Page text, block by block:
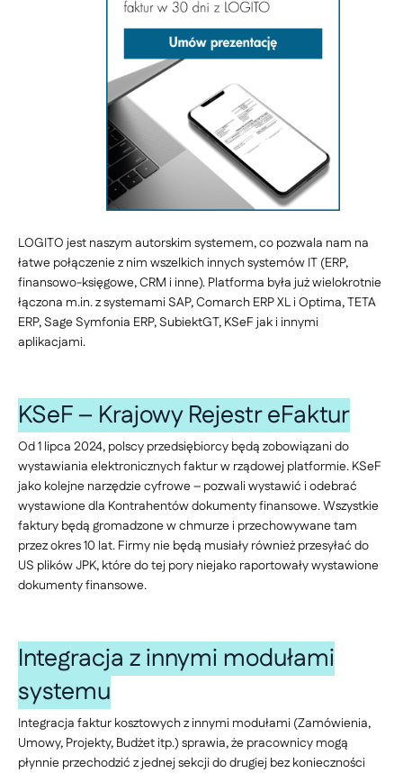
LOGITO jest naszym autorskim systemem, co pozwala nam na
łatwe połączenie z nim wszelkich innych systemów IT (ERP,
finansowo-księgowe, CRM i inne). Platforma była już wielokrotnie
łączona m.in. z systemami SAP, Comarch ERP XL i Optima, TETA
ERP, Sage Symfonia ERP, SubiektGT, KSeF jak i innymi
aplikacjami.
KSeF – Krajowy Rejestr eFaktur
Od 1 lipca 2024, polscy przedsiębiorcy będą zobowiązani do
wystawiania elektronicznych faktur w rządowej platformie. KSeF
jako kolejne narzędzie cyfrowe – pozwali wystawić i odebrać
wystawione dla Kontrahentów dokumenty finansowe. Wszystkie
faktury będą gromadzone w chmurze i przechowywane tam
przez okres 10 lat. Firmy nie będą musiały również przesyłać do
US plików JPK, które do tej pory niejako raportowały wystawione
dokumenty finansowe.
Integracja z innymi modułami
systemu
Integracja faktur kosztowych z innymi modułami (Zamówienia,
Umowy, Projekty, Budżet itp.) sprawia, że pracownicy mogą
płynnie przechodzić z jednej sekcji do drugiej bez konieczności